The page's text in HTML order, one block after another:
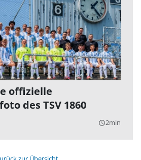
offizielle
des TSV 1860
query_builder2min